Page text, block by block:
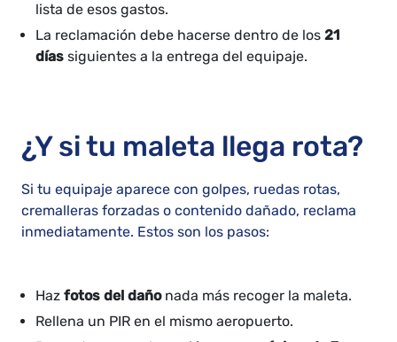
lista de esos gastos.
La reclamación debe hacerse dentro de los 21
días siguientes a la entrega del equipaje.
¿Y si tu maleta llega rota?
Si tu equipaje aparece con golpes, ruedas rotas,
cremalleras forzadas o contenido dañado, reclama
inmediatamente. Estos son los pasos:
Haz fotos del dañonada más recoger la maleta.
Rellena un PIR en el mismo aeropuerto.